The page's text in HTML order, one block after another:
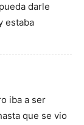
darle
estaba
iba a ser
que se vio